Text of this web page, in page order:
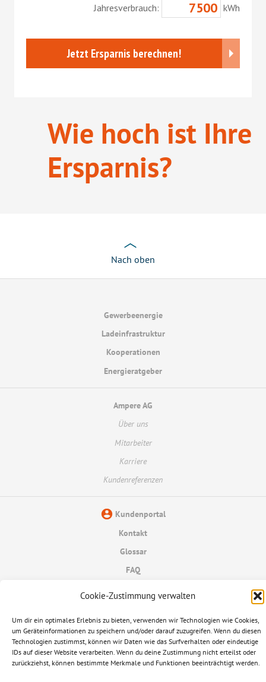
Cookie-Zustimmung verwalten
Um dir ein optimales Erlebnis zu bieten, verwenden wir Technologien wie Cookies,
um Geräteinformationen zu speichern und/oder darauf zuzugreifen. Wenn du diesen
Technologien zustimmst, können wir Daten wie das Surfverhalten oder eindeutige
IDs auf dieser Website verarbeiten. Wenn du deine Zustimmung nicht erteilst oder
zurückziehst, können bestimmte Merkmale und Funktionen beeinträchtigt werden.
Wie hoch ist Ihre
Ersparnis?
Nach oben
Gewerbeenergie
Ladeinfrastruktur
Kooperationen
Energieratgeber
Ampere AG
Über uns
Mitarbeiter
Karriere
Kundenreferenzen
Kundenportal
Kontakt
Glossar
FAQ
Impressum
© 2026 Ampere AG